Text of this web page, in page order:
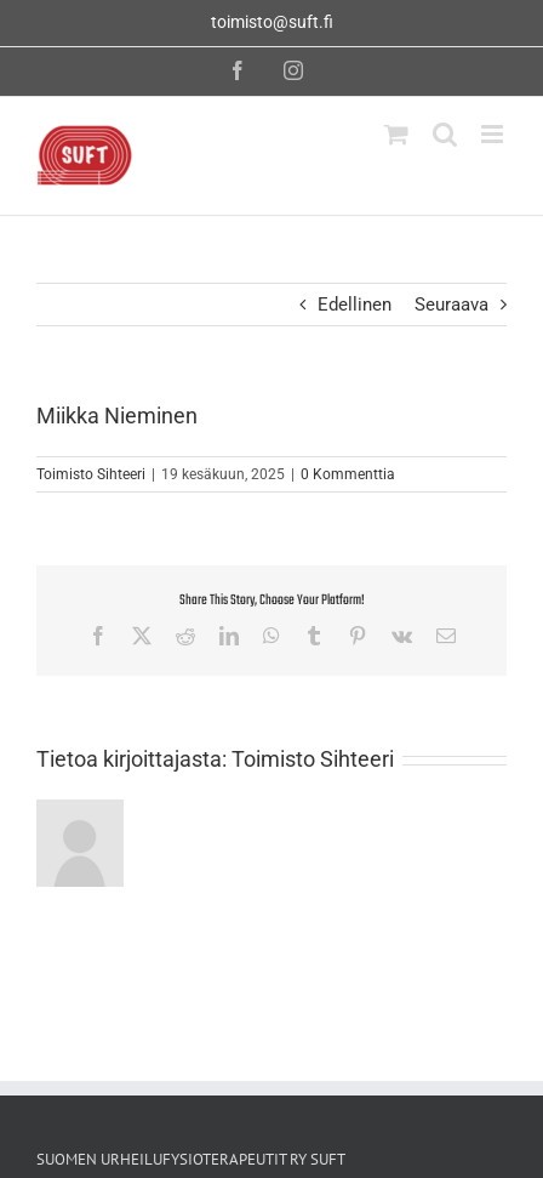
toimisto@suft.fi
FacebookInstagram
Edellinen Seuraava
Miikka Nieminen
Toimisto Sihteeri | 19 kesäkuun, 2025 | 0 Kommenttia
Share This Story, Choose Your Platform!
Facebook RedditLinkedInWhatsApp
Tumblr Pinterest
Vk Sähköposti
Tietoa kirjoittajasta: Toimisto Sihteeri
SUOMEN URHEILUFYSIOTERAPEUTIT RY SUFT